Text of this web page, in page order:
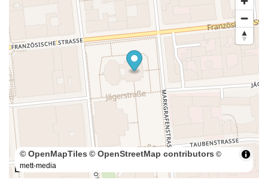
100 m
© OpenMapTiles © OpenStreetMap contributors ©
mett-media